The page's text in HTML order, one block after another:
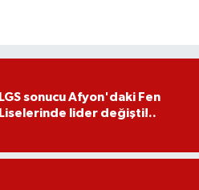
LGS sonucu Afyon'daki Fen
Liselerinde lider değişti!..